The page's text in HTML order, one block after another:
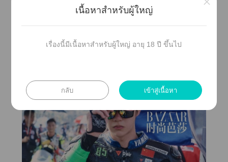
นที่ดูเเลาเรียบร้อยกันนัก
ข่าวไาตัวาาที่าเดินเลี้ยวเข้าไ
.............…………............……………………………
เนื้อหาสำหรับผู้ใหญ่
เรื่องนี้มีเนื้อหาสำหรับผู้ใหญ่ อายุ 18 ปี ขึ้นไป
กลับ เข้าสู่เนื้อหา